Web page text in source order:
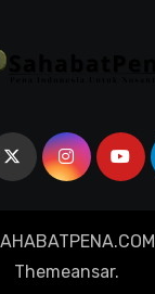
Themeansar.